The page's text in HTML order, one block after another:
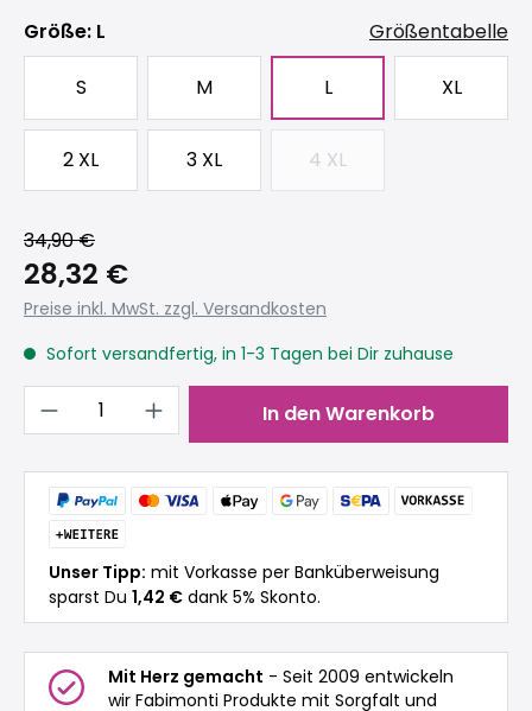
Größeauswählen
: L Größentabelle
S M L XL
2 XL 3 XL 4 XL
(Diese Option ist
34,90 €
28,32 €
Preise inkl. MwSt. zzgl. Versandkosten
Sofort versandfertig, in 1-3 Tagen bei Dir zuhause
Produkt Anzahl: Gib den
In den Warenkorb
Unser Tipp: mit Vorkasse per Banküberweisung
sparst Du 1,42 € dank 5% Skonto.
Mit Herz gemacht - Seit 2009 entwickeln
wir Fabimonti Produkte mit Sorgfalt und